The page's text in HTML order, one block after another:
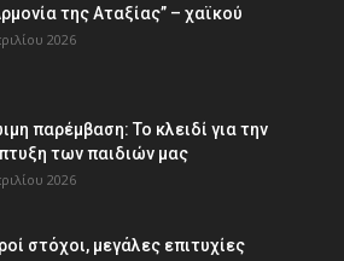
της Αταξίας” – χαϊκού
2026
παρέμβαση: Το κλειδί για την
των παιδιών µας
2026
στόχοι, μεγάλες επιτυχίες